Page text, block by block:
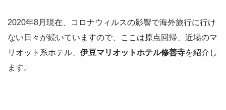
2020年8月現在、コロナウィルスの影響で海外旅行に行け
ない日々が続いていますので、ここは原点回帰、近場のマ
リオット系ホテル、 伊豆マリオットホテル修善寺を紹介し
ます。